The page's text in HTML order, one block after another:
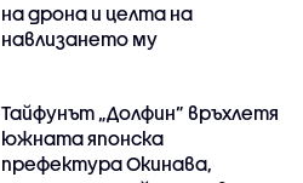
на дрона и целта на
навлизането му
Тайфунът „Долфин” връхлетя
южната японска
префектура Окинава,